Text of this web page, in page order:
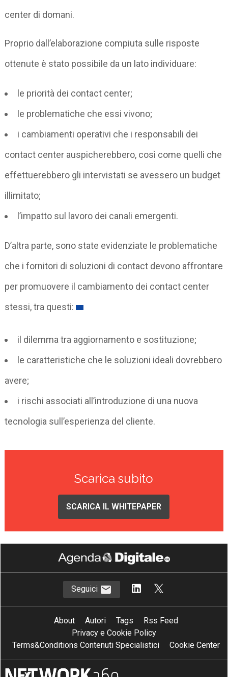
center di domani.
Proprio dall’elaborazione compiuta sulle risposte
ottenute è stato possibile da un lato individuare:
le priorità dei contact center;
le problematiche che essi vivono;
i cambiamenti operativi che i responsabili dei
contact center auspicherebbero, così come quelli che
effettuerebbero gli intervistati se avessero un budget
illimitato;
l’impatto sul lavoro dei canali emergenti.
D’altra parte, sono state evidenziate le problematiche
che i fornitori di soluzioni di contact devono affrontare
per promuovere il cambiamento dei contact center
stessi, tra questi:
il dilemma tra aggiornamento e sostituzione;
le caratteristiche che le soluzioni ideali dovrebbero
avere;
i rischi associati all’introduzione di una nuova
tecnologia sull’esperienza del cliente.
Scarica subito
SCARICA IL WHITEPAPER
Seguici
About Autori Tags
Rss Feed
Privacy e Cookie Policy
Terms&Conditions Contenuti Specialistici
Cookie Center